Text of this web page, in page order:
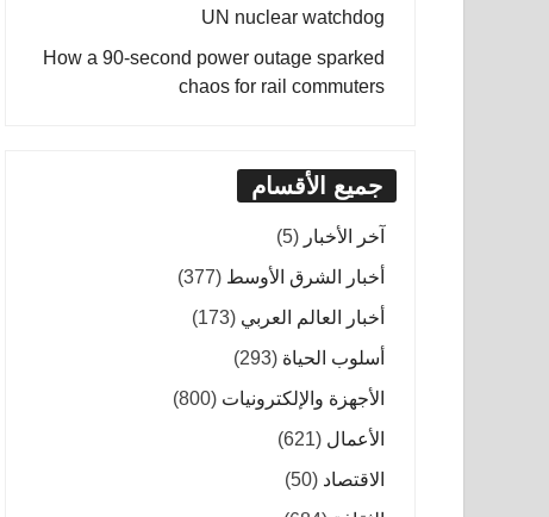
UN nuclear watchdog
How a 90-second power outage sparked
chaos for rail commuters
جميع الأقسام
آخر الأخبار (5)
أخبار الشرق الأوسط (377)
أخبار العالم العربي (173)
أسلوب الحياة (293)
الأجهزة والإلكترونيات (800)
الأعمال (621)
الاقتصاد (50)